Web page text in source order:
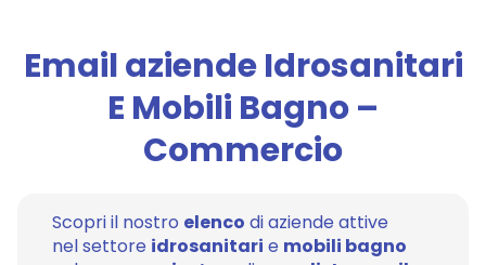
Email aziende Idrosanitari
E Mobili Bagno –
Commercio
Scopri il nostro elenco di aziende attive
nel settore idrosanitari e mobili bagno